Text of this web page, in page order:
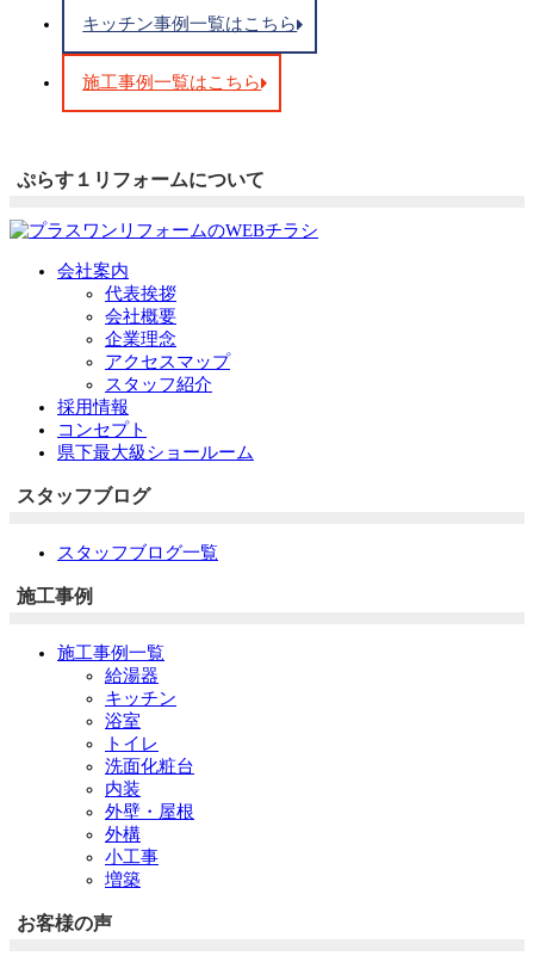
キッチン事例一覧はこちら
施工事例一覧はこちら
ぷらす１リフォームについて
会社案内
代表挨拶
会社概要
企業理念
アクセスマップ
スタッフ紹介
採用情報
コンセプト
県下最大級ショールーム
スタッフブログ
スタッフブログ一覧
施工事例
施工事例一覧
給湯器
キッチン
浴室
トイレ
洗面化粧台
内装
外壁・屋根
外構
小工事
増築
お客様の声